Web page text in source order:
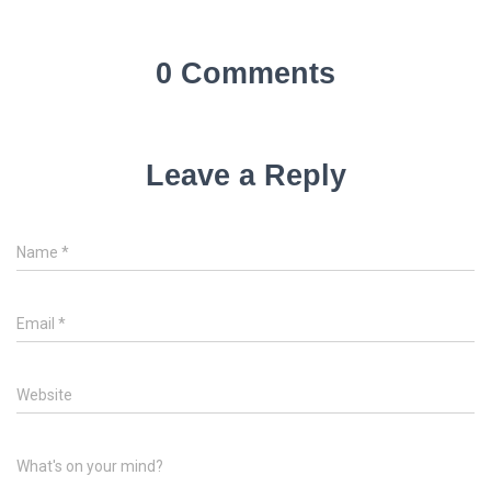
0 Comments
Leave a Reply
Name *
Email *
Website
What's on your mind?